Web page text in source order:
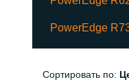
PowerEdge
Сортировать по: